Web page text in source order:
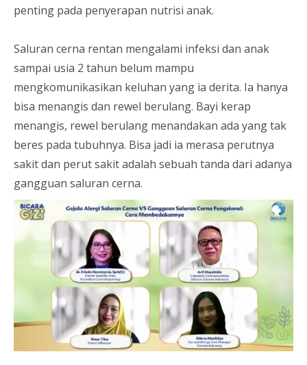
penting pada penyerapan nutrisi anak.
Saluran cerna rentan mengalami infeksi dan anak
sampai usia 2 tahun belum mampu
mengkomunikasikan keluhan yang ia derita. Ia hanya
bisa menangis dan rewel berulang. Bayi kerap
menangis, rewel berulang menandakan ada yang tak
beres pada tubuhnya. Bisa jadi ia merasa perutnya
sakit dan perut sakit adalah sebuah tanda dari adanya
gangguan saluran cerna.